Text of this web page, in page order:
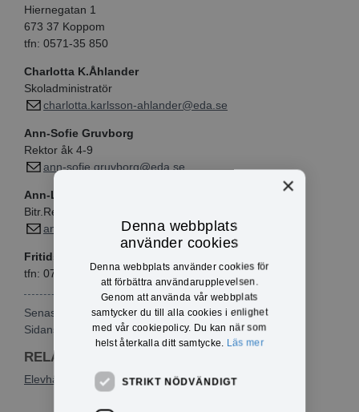
Hiernegatan 1
673 37 Koppom
tfn: 0571-35 850
Charlotta K.Åhlander
Skoladministratör
charlotta.karlsson-ahlander@eda.se
Ann-Sofie Gruvborg
Rektor åk 4-9
ann-sofie.gruvborg@eda.se
Ann-Louise Ränkeskog
Bitr.Rektor fritids och åk F-3
ann-louise.rankeskog@eda.se
Fritidshemmet Kometen
tfn: 070-581 06 70
Senast publicerad: 2026-02-20
Sidansvarig:
Charlotta Karlsson Åhlander
RELATERAD INFORMATION
Elevhälsan
×
Denna webbplats
använder cookies
Denna webbplats använder cookies för
att förbättra användarupplevelsen.
Genom att använda vår webbplats
samtycker du till alla cookies i enlighet
med vår cookiepolicy. Du kan när som
helst återkalla ditt samtycke. Läs mer
STRIKT NÖDVÄNDIGT